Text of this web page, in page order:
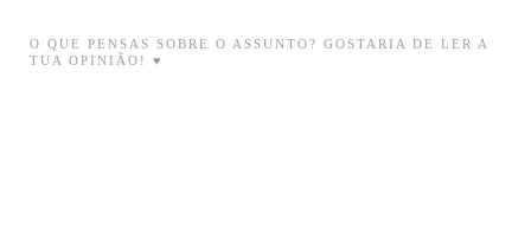
O QUE PENSAS SOBRE O ASSUNTO? GOSTARIA DE LER A
TUA OPINIÃO! ♥